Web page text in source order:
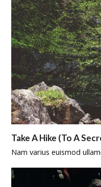
Take A Hike (To A
Nam varius euismod